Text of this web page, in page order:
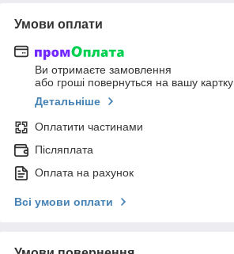
Умови оплати
Ви отримаєте замовлення
або гроші повернуться на вашу картку
Детальніше
Оплатити частинами
Післяплата
Оплата на рахунок
Всі умови оплати